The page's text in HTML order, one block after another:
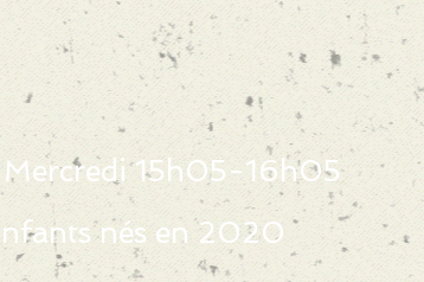
15h05-16h05
nés en 2020